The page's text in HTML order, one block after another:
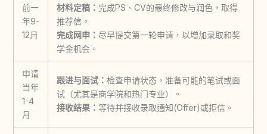
前一
年9-
12月
材料定稿： 完成PS、CV的最终修改与润色，取得
推荐信。
完成网申： 尽早提交第一轮申请，以增加录取和奖
学金机会。
申请
当年
1-4
月
跟进与面试： 检查申请状态，准备可能的笔试或面
试（尤其是商学院和热门专业）。
接收结果： 等待并接收录取通知(Offer)或拒信。